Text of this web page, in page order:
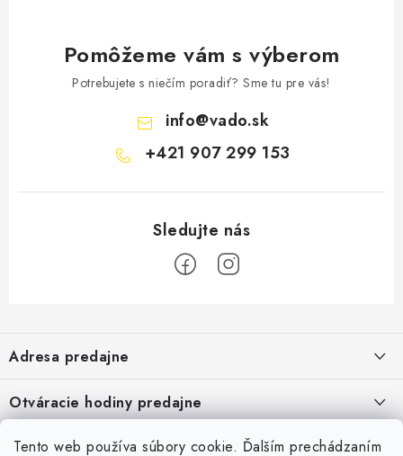
Tento web používa súbory cookie. Ďalším prechádzaním
Pomôžeme vám s výberom
Potrebujete s niečím poradiť? Sme tu pre vás!
info@vado.sk
+421 907 299 153
p
ä
t
Adresa predajne
Pekárska 4, 941 31 Dvory nad Žitavou
Pozrite si Google mapu
Otváracie hodiny predajne
Informácie pre Vás